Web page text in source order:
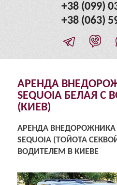
+38 (099)
+38 (063)
АРЕНДА
SEQUOIA БЕЛАЯ С
(КИЕВ)
АРЕНДА ВНЕДОРОЖНИКА
SEQUOIA (ТОЙОТА
ВОДИТЕЛЕМ В КИЕВЕ